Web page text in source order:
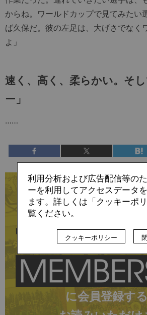
からね。ワールドカップで見てみたい
ば久保だ。彼の左足は、大げさでなく
よ」
速く、高く、柔らかい。そ
ー」
……
残り:7,239文字/全文
この記事の続き
に会員登録す
利用分析および広告配信等の
ーを利用してアクセスデータ
ます。詳しくは「クッキーポ
覧ください。
クッキーポリシー